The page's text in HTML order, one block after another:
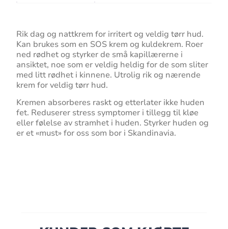
Rik dag og nattkrem for irritert og veldig tørr hud.
Kan brukes som en SOS krem og kuldekrem. Roer
ned rødhet og styrker de små kapillærerne i
ansiktet, noe som er veldig heldig for de som sliter
med litt rødhet i kinnene. Utrolig rik og nærende
krem for veldig tørr hud.
Kremen absorberes raskt og etterlater ikke huden
fet. Reduserer stress symptomer i tillegg til kløe
eller følelse av stramhet i huden. Styrker huden og
er et «must» for oss som bor i Skandinavia.